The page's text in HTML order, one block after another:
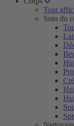
Tout
Soin du